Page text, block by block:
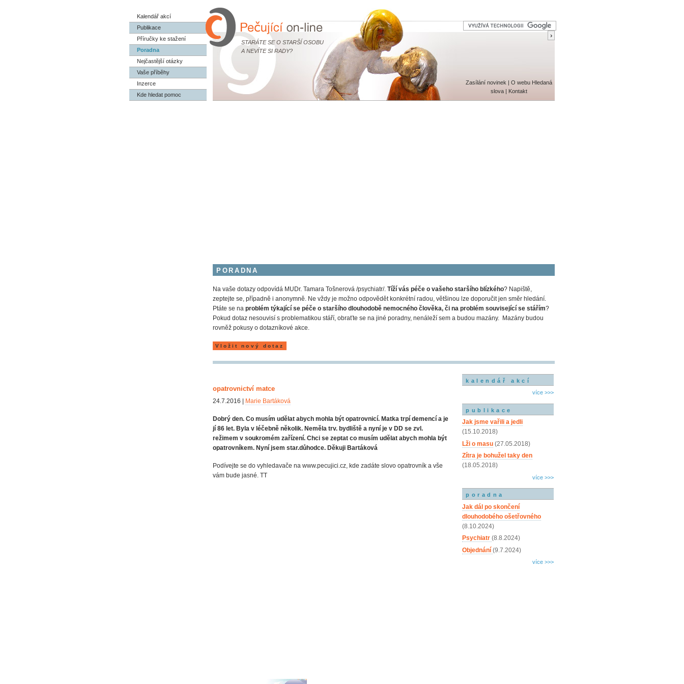
STARÁTE SE O STARŠÍ OSOBU
A NEVÍTE SI RADY?
Kalendář akcí
Publikace
Příručky ke stažení
Poradna
Nejčastější otázky
Vaše příběhy
Inzerce
Kde hledat pomoc
Zasílání novinek | O webu Hledaná
slova | Kontakt
PORADNA
Na vaše dotazy odpovídá MUDr. Tamara Tošnerová /psychiatr/. Tíží vás péče o vašeho staršího blízkého? Napiště,
zeptejte se, případně i anonymně. Ne vždy je možno odpovědět konkrétní radou, většinou lze doporučit jen směr hledání.
Ptáte se na problém týkající se péče o staršího dlouhodobě nemocného člověka, či na problém související se stářím?
Pokud dotaz nesouvisí s problematikou stáří, obraťte se na jiné poradny, nenáleží sem a budou mazány. Mazány budou
rovněž pokusy o dotazníkové akce.
Vložit nový dotaz
opatrovnictví matce
24.7.2016 | Marie Bartáková
Dobrý den. Co musím udělat abych mohla být opatrovnicí. Matka trpí demencí a je
jí 86 let. Byla v léčebně několik. Neměla trv. bydliště a nyní je v DD se zvl.
režimem v soukromém zařízení. Chci se zeptat co musím udělat abych mohla být
opatrovníkem. Nyní jsem star.důhodce. Děkuji Bartáková
Podívejte se do vyhledavače na www.pecujici.cz, kde zadáte slovo opatrovník a vše
vám bude jasné. TT
kalendář akcí
více >>>
publikace
Jak jsme vařili a jedli
(15.10.2018)
Lži o masu (27.05.2018)
Zítra je bohužel taky den
(18.05.2018)
více >>>
poradna
Jak dál po skončení
dlouhodobého ošetřovného
(8.10.2024)
Psychiatr (8.8.2024)
Objednání (9.7.2024)
více >>>